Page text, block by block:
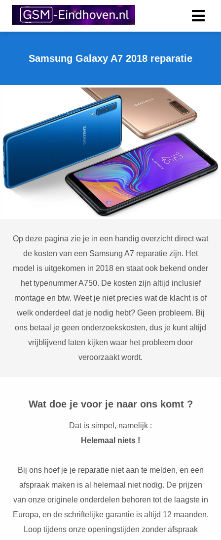
Samsung Galaxy A7 2018 reparatie
Op deze pagina zie je in een handig overzicht direct wat
de kosten van een Samsung A7 reparatie zijn. Het
model is uitgekomen in 2018 en staat ook bekend onder
het typenummer A750. De kosten zijn altijd inclusief
montage en btw. Weet je niet precies wat de klacht is of
welk onderdeel dat je nodig hebt? Geen probleem. Bij
ons betaal je geen onderzoekskosten, dus je kunt altijd
vrijblijvend laten kijken waar het probleem door
veroorzaakt wordt.
Wat doe je voor je naar ons komt ?
Dat is simpel, namelijk :
Helemaal niets !
Bij ons hoef je je reparatie niet aan te melden, en een
afspraak maken is al helemaal niet nodig. De prijzen
van onze originele onderdelen behoren tot de laagste in
Europa, en de schriftelijke garantie is altijd 12 maanden.
Loop tijdens onze openingstijden zonder afspraak